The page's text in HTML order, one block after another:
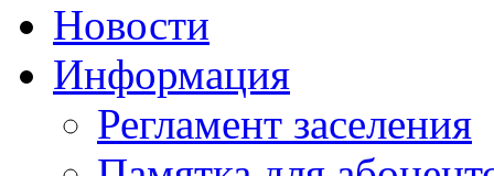
Новости
Информация
Регламент заселения